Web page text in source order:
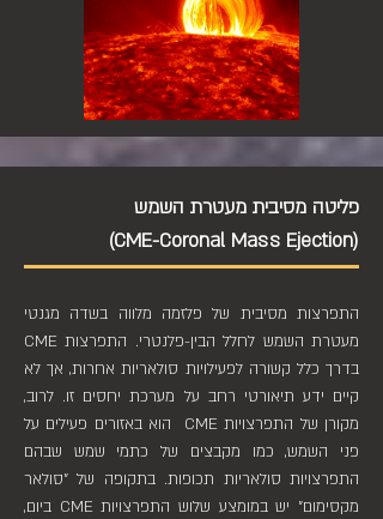
פליטה מסיבית מעטרת השמש
(CME-Coronal Mass Ejection)
התפרצות מסיבית של פלזמה מלווה בשדה מגנטי
מעטרת השמש לחלל הבין-פלנטרי. התפרצות CME
בדרך כלל קשורה לפעילויות סולאריות אחרות, אך לא
קיים ידע תיאורטי רחב על מערכת יחסים זו. לרוב,
מקורן של התפרצויות CME הוא באזורים פעילים על
פני השמש, כמו מקבצים של כתמי שמש שבהם
התפרצויות סולאריות תכופות. בתקופה של "סולאר
מקסימום" יש במומצע שלוש התפרצויות CME ביום,